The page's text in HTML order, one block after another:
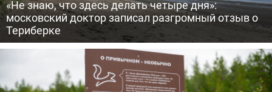
«Не знаю, что здесь делать четыре дня»:
московский доктор записал разгромный отзыв о
Териберке